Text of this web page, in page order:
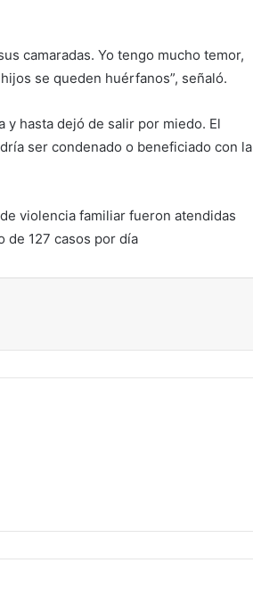
camaradas. Yo tengo mucho temor,
se queden huérfanos”, señaló.
y hasta dejó de salir por miedo. El
ser condenado o beneficiado con la
violencia familiar fueron atendidas
127 casos por día